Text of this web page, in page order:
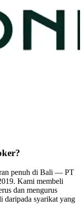
penuh di Bali — PT
Kami membeli
dan mengurus
daripada syarikat yang